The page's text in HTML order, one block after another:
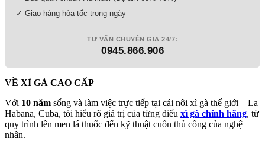
✓ Giao hàng hỏa tốc trong ngày
TƯ VẤN CHUYÊN GIA 24/7:
0945.866.906
VỀ XÌ GÀ CAO CẤP
Với 10 năm sống và làm việc trực tiếp tại cái nôi xì gà thế giới – La
Habana, Cuba, tôi hiểu rõ giá trị của từng điếu xì gà chính hãng, từ
quy trình lên men lá thuốc đến kỹ thuật cuốn thủ công của nghệ
nhân.